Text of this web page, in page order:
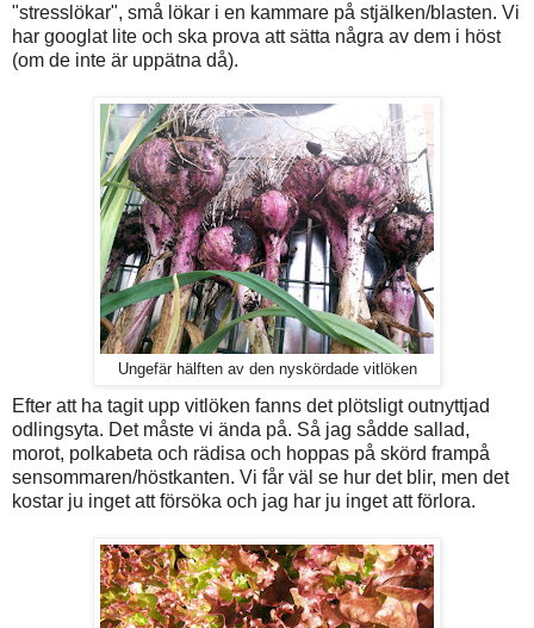
"stresslökar", små lökar i en kammare på stjälken/blasten. Vi
har googlat lite och ska prova att sätta några av dem i höst
(om de inte är uppätna då).
Ungefär hälften av den nyskördade vitlöken
Efter att ha tagit upp vitlöken fanns det plötsligt outnyttjad
odlingsyta. Det måste vi ända på. Så jag sådde sallad,
morot, polkabeta och rädisa och hoppas på skörd frampå
sensommaren/höstkanten. Vi får väl se hur det blir, men det
kostar ju inget att försöka och jag har ju inget att förlora.